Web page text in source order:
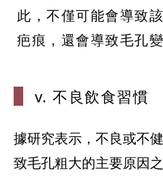
此，不僅可能會導致
疤痕，還會導致毛孔
v. 不良飲食習慣
據研究表示，不良或不
致毛孔粗大的主要原因